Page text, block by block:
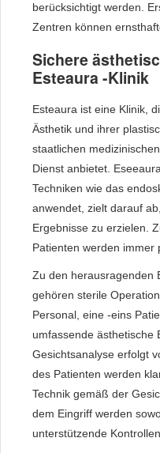
berücksichtigt werden.
Zentren können
Sichere
Esteaura -Klinik
Esteaura ist eine Klinik,
Ästhetik und ihrer
staatlichen
Dienst anbietet.
Techniken wie das
anwendet, zielt darauf
Ergebnisse zu erzielen.
Patienten werden immer
Zu den herausragenden
gehören sterile
Personal, eine -eins
umfassende ästhetische
Gesichtsanalyse erfolgt
des Patienten werden
Technik gemäß der
dem Eingriff werden
unterstützende